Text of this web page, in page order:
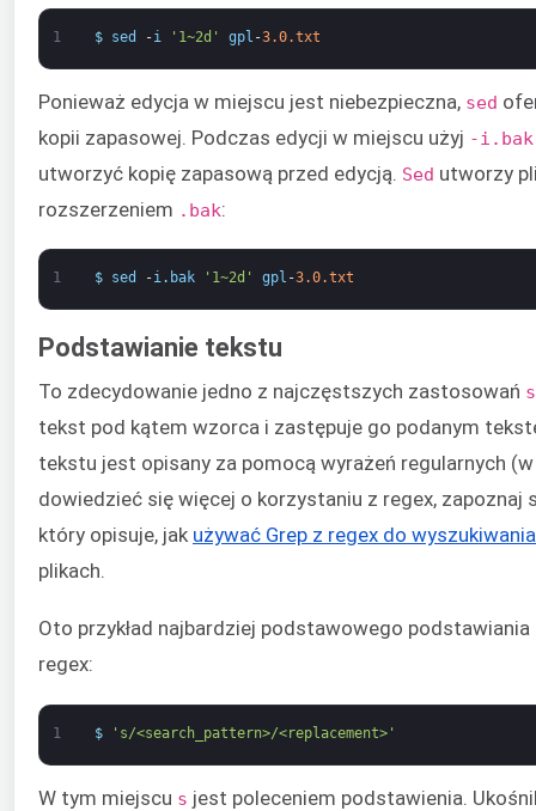
1 $ sed -i '1~2d' gpl -3.0.txt
Ponieważ edycja w miejscu jest niebezpieczna, sed
kopii zapasowej. Podczas edycji w miejscu użyj -i.bak
utworzyć kopię zapasową przed edycją. Sed utworzy
rozszerzeniem .bak:
1 $ sed -i. bak '1~2d' gpl -3.0.txt
Podstawianie tekstu
To zdecydowanie jedno z najczęstszych zastosowań
tekst pod kątem wzorca i zastępuje go podanym
tekstu jest opisany za pomocą wyrażeń regularnych
dowiedzieć się więcej o korzystaniu z regex, zapoznaj
który opisuje, jak używać Grep z regex do
plikach.
Oto przykład najbardziej podstawowego
regex:
1 $ 's/<search_pattern>/<replacement>'
W tym miejscu s jest poleceniem podstawienia.